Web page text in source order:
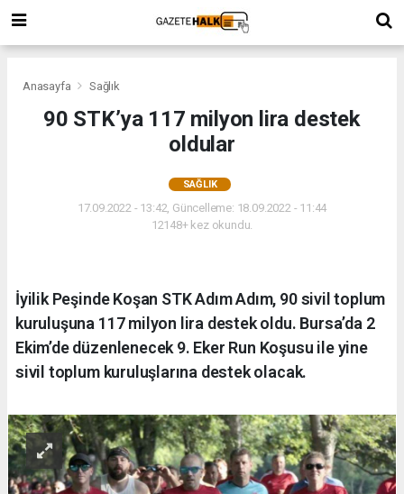
Anasayfa Sağlık
90 STK’ya 117 milyon lira destek
oldular
SAĞLIK
17.09.2022 - 13:42, Güncelleme: 18.09.2022 - 11:44
12148+ kez okundu.
İyilik Peşinde Koşan STK Adım Adım, 90 sivil toplum
kuruluşuna 117 milyon lira destek oldu. Bursa’da 2
Ekim’de düzenlenecek 9. Eker Run Koşusu ile yine
sivil toplum kuruluşlarına destek olacak.